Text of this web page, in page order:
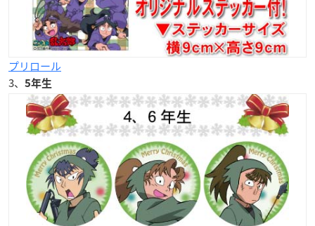
プリロール
3、
5年生